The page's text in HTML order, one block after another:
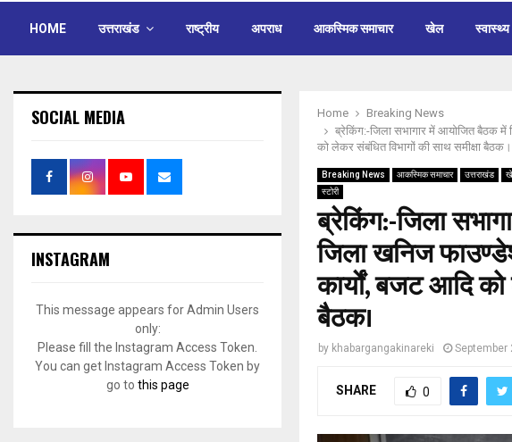
HOME उत्तराखंड राष्ट्रीय अपराध आकस्मिक समाचार खेल स्वास्थ्य
Home
Breaking News
ब्रेकिंग:-जिला सभागार में आयोजित बैठक में
को लेकर संबंधित विभागों की साथ समीक्षा बैठक।
Breaking News आकस्मिक समाचार उत्तराखंड
स्टोरी
ब्रेकिंग:-जिला
जिला खनिज
कार्याें, बजट आदि
बैठक।
by khabargangakinareki September
SHARE 0
SOCIAL MEDIA
INSTAGRAM
This message appears for Admin Users
only:
Please fill the Instagram Access Token.
You can get Instagram Access Token by
go to this page